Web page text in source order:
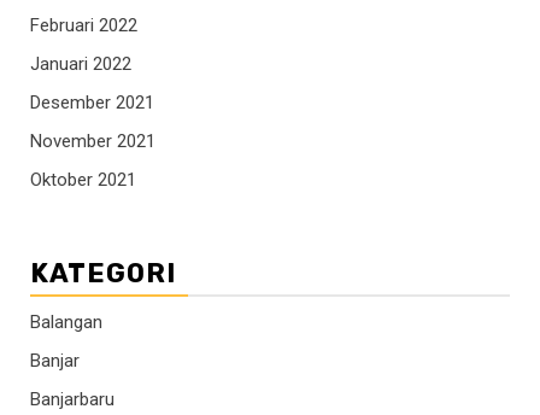
Februari 2022
Januari 2022
Desember 2021
November 2021
Oktober 2021
KATEGORI
Balangan
Banjar
Banjarbaru